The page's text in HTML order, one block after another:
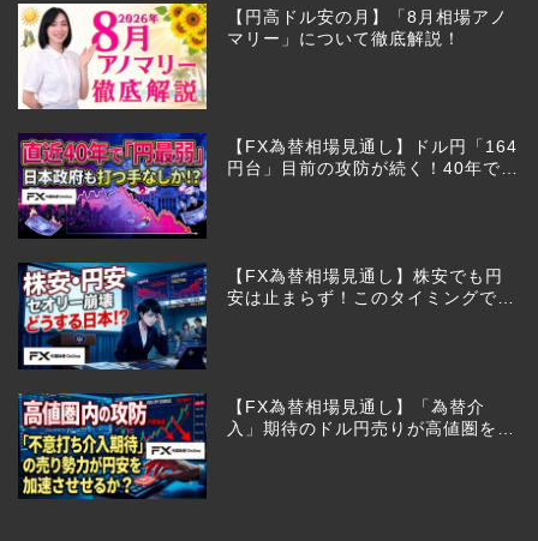
【円高ドル安の月】「8月相場アノ
マリー」について徹底解説！
【FX為替相場見通し】ドル円「164
円台」目前の攻防が続く！40年で円
【FX為替相場見通し】株安でも円
安は止まらず！このタイミングでと
【FX為替相場見通し】「為替介
入」期待のドル円売りが高値圏を維